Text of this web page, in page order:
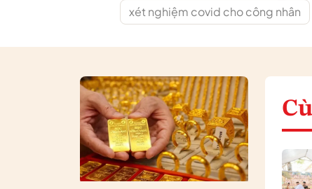
xét nghiệm covid cho công nhân